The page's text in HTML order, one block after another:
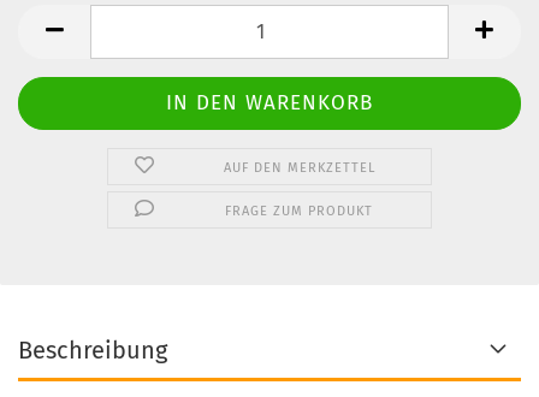
AUF DEN MERKZETTEL
FRAGE ZUM PRODUKT
Beschreibung